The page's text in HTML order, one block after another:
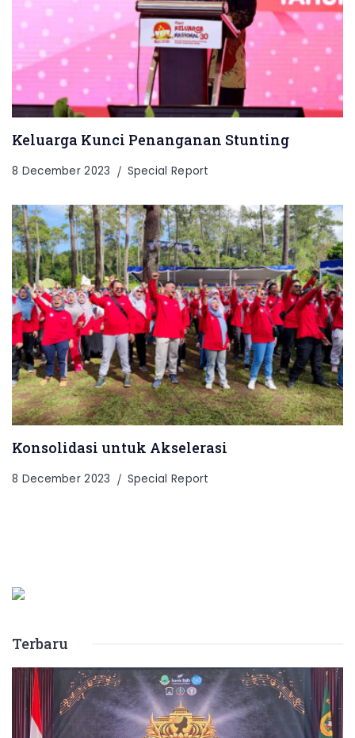
Keluarga Kunci Penanganan Stunting
8 December 2023 Special Report
Konsolidasi untuk Akselerasi
8 December 2023 Special Report
Terbaru